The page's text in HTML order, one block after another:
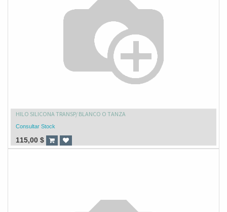
HILO SILICONA TRANSP/ BLANCO O TANZA
Consultar Stock
115,00 $